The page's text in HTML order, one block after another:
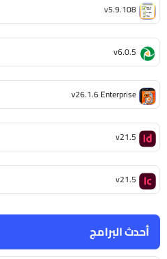
أحدث البرامج
v5.9.108
v6.0.5
v26.1.6 Enterprise
v21.5
v21.5